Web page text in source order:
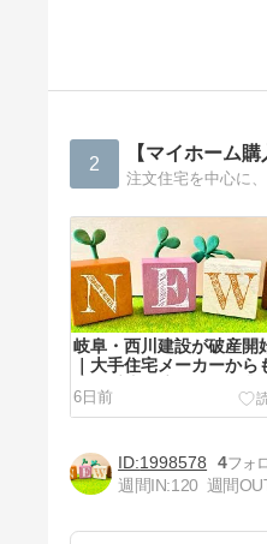
2 【マイホーム
岐阜・西川建設が破産開
｜大手住宅メーカーから
6日前
1998578
4
週間IN:120 週間